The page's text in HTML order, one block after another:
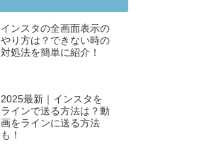
インスタの全画面表示の
やり方は？できない時の
対処法を簡単に紹介！
2025最新｜インスタを
ラインで送る方法は？動
画をラインに送る方法
も！